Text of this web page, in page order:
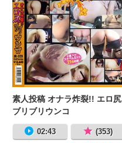
素人投稿 オナラ炸裂!! エロ尻
ブリブリウンコ
02:43 (353)